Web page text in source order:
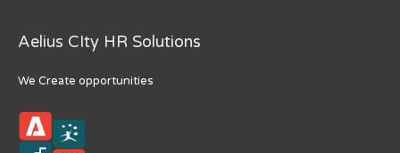
Aelius CIty HR Solutions
We Create opportunities